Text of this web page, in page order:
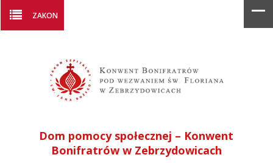
ZAKON
Dom pomocy społecznej – Konwent
Bonifratrów w Zebrzydowicach